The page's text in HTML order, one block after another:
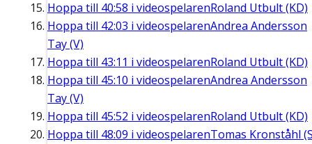
Hoppa till 40:58 i videospelarenRoland Utbult (KD)
Hoppa till 42:03 i videospelarenAndrea Andersson
Tay (V)
Hoppa till 43:11 i videospelarenRoland Utbult (KD)
Hoppa till 45:10 i videospelarenAndrea Andersson
Tay (V)
Hoppa till 45:52 i videospelarenRoland Utbult (KD)
Hoppa till 48:09 i videospelarenTomas Kronståhl